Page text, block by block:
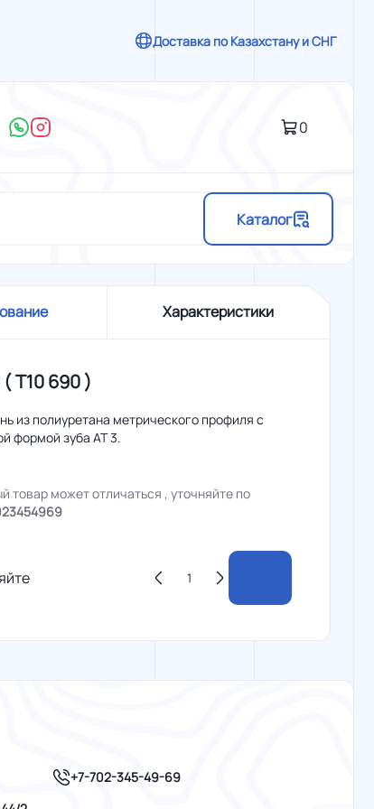
Доставка по Казахстану и СНГ
0
Каталог
Характеристики
Т10 690 )
из полиуретана метрического профиля с
формой зуба AT 3.
товар может отличаться , уточняйте по
+7-702-345-49-69